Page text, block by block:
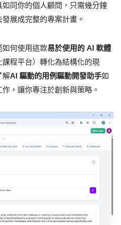
如同你的個人顧問，只需幾分鐘
展成完整的專案計畫。
如何使用這款易於使用的 AI 軟體
程平台）轉化為結構化的現
解AI 驅動的用例驅動開發助手如
，讓你專注於創新與策略。